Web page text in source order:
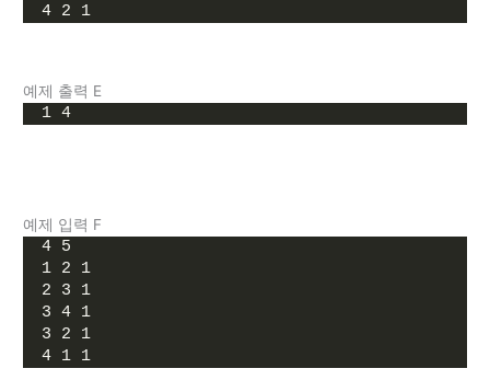
4 2 1
예제 출력 E
1 4
예제 입력 F
4 5
1 2 1
2 3 1
3 4 1
3 2 1
4 1 1